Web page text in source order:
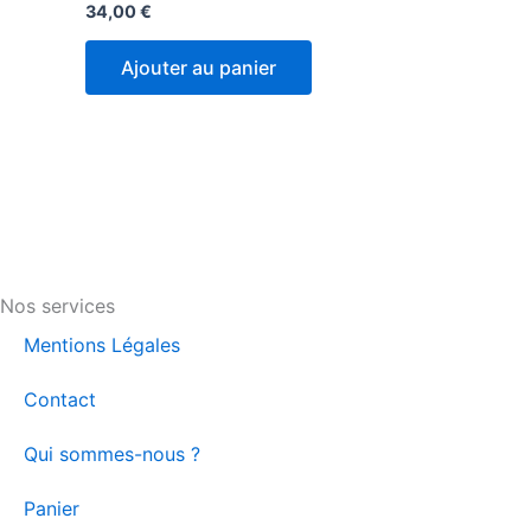
34,00€
Ajouter au panier
Nos services
Mentions Légales
Contact
Qui sommes-nous ?
Panier